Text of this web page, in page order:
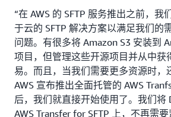
“在 AWS 的 SFTP 服务推出之前，我
于云的 SFTP 解决方案以满足我们的
问题。有很多将 Amazon S3 安装到
项目，但管理这些开源项目并从中获
易。而且，当我们需要更多资源时，
AWS 宣布推出全面托管的 AWS
后，我们就直接开始使用了。我们将
AWS Transfer for SFTP 上，不再需